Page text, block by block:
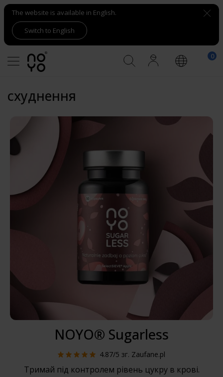
The website is available in English.
Switch to English
схуднення
NOYO® Sugarless
4.87/5 зг. Zaufane.pl
Тримай під контролем рівень цукру в крові.